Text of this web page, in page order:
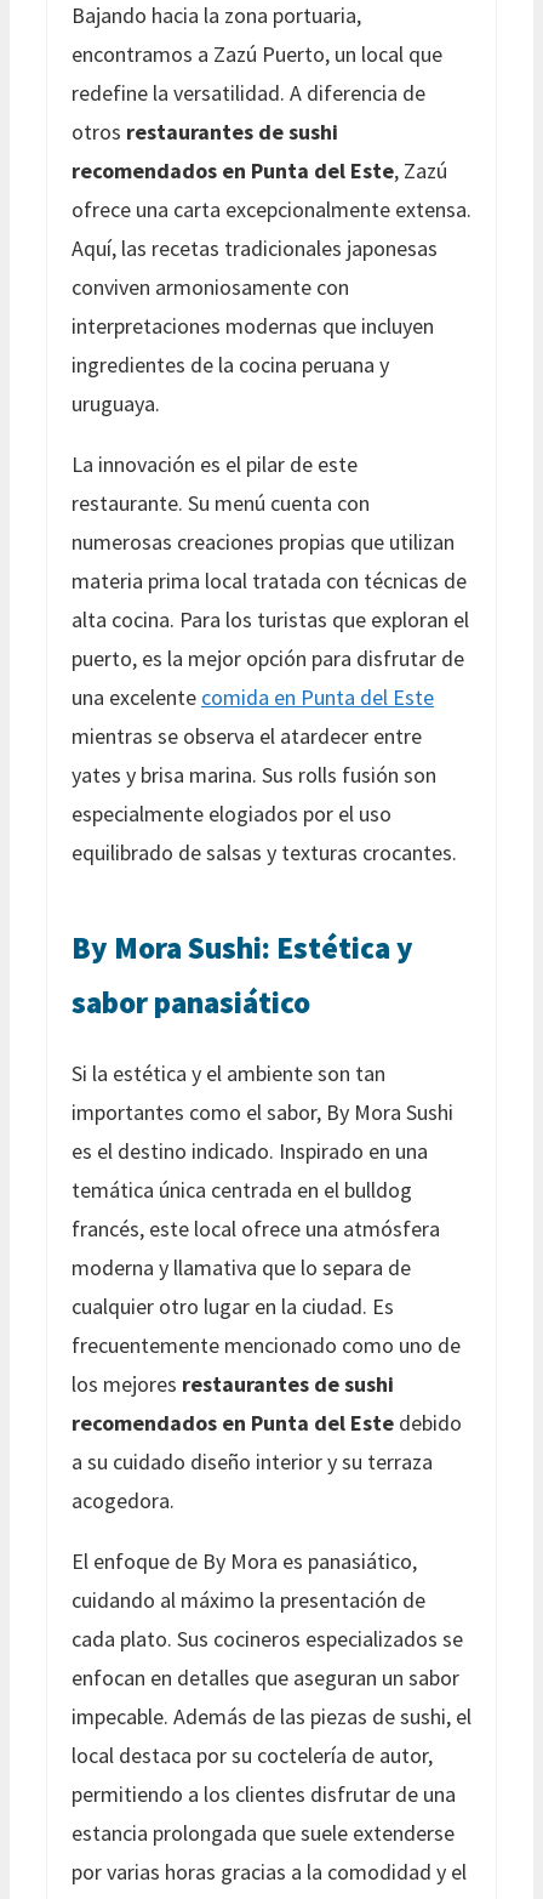
Bajando hacia la zona portuaria,
encontramos a Zazú Puerto, un local que
redefine la versatilidad. A diferencia de
otros restaurantes de sushi
recomendados en Punta del Este, Zazú
ofrece una carta excepcionalmente extensa.
Aquí, las recetas tradicionales japonesas
conviven armoniosamente con
interpretaciones modernas que incluyen
ingredientes de la cocina peruana y
uruguaya.
La innovación es el pilar de este
restaurante. Su menú cuenta con
numerosas creaciones propias que utilizan
materia prima local tratada con técnicas de
alta cocina. Para los turistas que exploran el
puerto, es la mejor opción para disfrutar de
una excelente comida en Punta del Este
mientras se observa el atardecer entre
yates y brisa marina. Sus rolls fusión son
especialmente elogiados por el uso
equilibrado de salsas y texturas crocantes.
By Mora Sushi: Estética y
sabor panasiático
Si la estética y el ambiente son tan
importantes como el sabor, By Mora Sushi
es el destino indicado. Inspirado en una
temática única centrada en el bulldog
francés, este local ofrece una atmósfera
moderna y llamativa que lo separa de
cualquier otro lugar en la ciudad. Es
frecuentemente mencionado como uno de
los mejores restaurantes de sushi
recomendados en Punta del Este debido
a su cuidado diseño interior y su terraza
acogedora.
El enfoque de By Mora es panasiático,
cuidando al máximo la presentación de
cada plato. Sus cocineros especializados se
enfocan en detalles que aseguran un sabor
impecable. Además de las piezas de sushi, el
local destaca por su coctelería de autor,
permitiendo a los clientes disfrutar de una
estancia prolongada que suele extenderse
por varias horas gracias a la comodidad y el